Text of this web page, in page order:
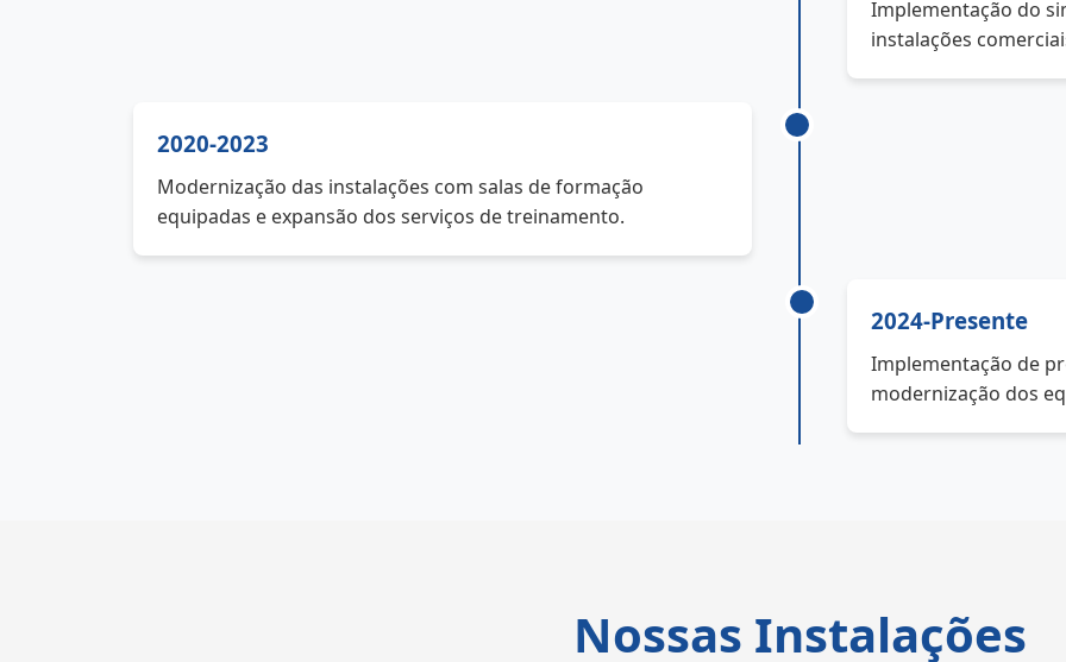
Implementação do
instalações
2020-2023
Modernização das instalações com salas de formação
equipadas e expansão dos serviços de treinamento.
2024-Presente
Implementação de
modernização dos
Nossas Instalações